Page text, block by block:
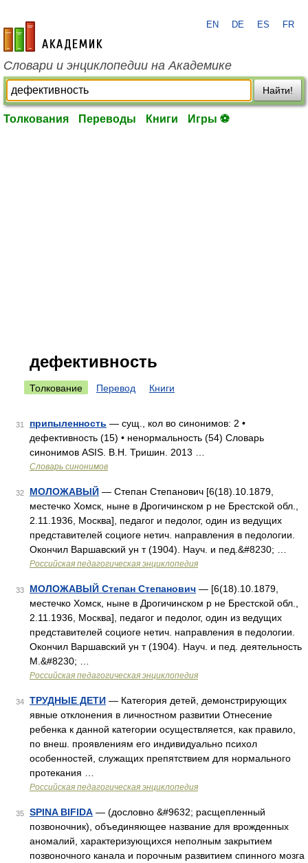
academic.ru
EN DE ES FR
Словари и энциклопедии на Академике
Найти!
Толкования Переводы Книги Игры ⚽
дефективность
Толкование Перевод Книги
31 припыленность — сущ., кол во синонимов: 2 •
дефективность (15) • ненормальность (54) Словарь
синонимов ASIS. В.Н. Тришин. 2013 …
Словарь синонимов
32 МОЛОЖАВЫЙ — Степан Степанович [6(18).10.1879,
местечко Хомск, ныне в Дрогичинском р не Брестской обл.,
2.11.1936, Москва], педагог и педолог, один из ведущих
представителей социоге нетич. направления в педологии.
Окончил Варшавский ун т (1904). Науч. и пед.&#8230; …
Российская педагогическая энциклопедия
33 МОЛОЖАВЫЙ Степан Степанович — [6(18).10.1879,
местечко Хомск, ныне в Дрогичинском р не Брестской обл.,
2.11.1936, Москва], педагог и педолог, один из ведущих
представителей социоге нетич. направления в педологии.
Окончил Варшавский ун т (1904). Науч. и пед. деятельность
М.&#8230; …
Российская педагогическая энциклопедия
34 ТРУДНЫЕ ДЕТИ — Категория детей, демонстрирующих
явные отклонения в личностном развитии Отнесение
ребенка к данной категории осуществляется, как правило,
по внеш. проявлениям его индивидуально психол
особенностей, служащих препятствием для нормального
протекания …
Российская педагогическая энциклопедия
35 SPINA BIFIDA — (дословно &#9632; расщепленный
позвоночник), объединяющее название для врожденных
аномалий, характеризующихся неполным закрытием
позвоночного канала и порочным развитием спинного мозга